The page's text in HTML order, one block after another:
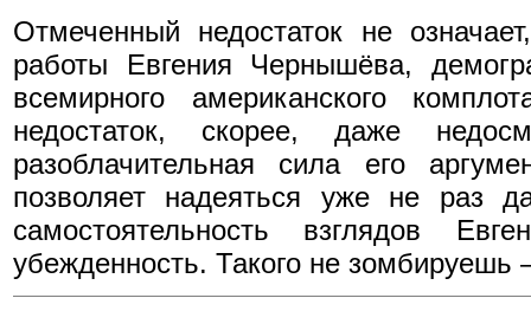
Отмеченный недостаток не
работы Евгения Чернышёва,
всемирного американского
недостаток, скорее, даже
разоблачительная сила его
позволяет надеяться уже не раз
самостоятельность взглядов
убежденность. Такого не зомбируешь